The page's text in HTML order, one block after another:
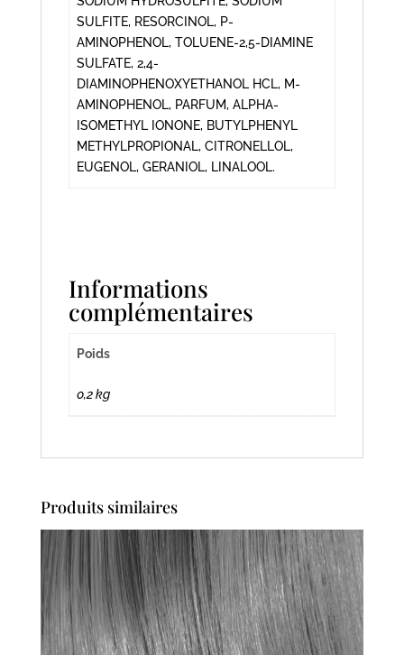
SULFITE, RESORCINOL, P-
AMINOPHENOL, TOLUENE-2,5-DIAMINE
SULFATE, 2,4-
DIAMINOPHENOXYETHANOL HCL, M-
AMINOPHENOL, PARFUM, ALPHA-
ISOMETHYL IONONE, BUTYLPHENYL
METHYLPROPIONAL, CITRONELLOL,
EUGENOL, GERANIOL, LINALOOL.
Informations
complémentaires
Poids
0,2 kg
Produits similaires